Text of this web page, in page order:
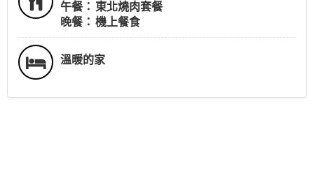
午餐： 東北燒肉套餐
晚餐： 機上餐食
溫暖的家